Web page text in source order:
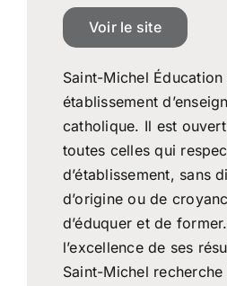
Voir le site
Saint-Michel Éducation
établissement
catholique. Il est
toutes celles qui
d’établissement, sans
d’origine ou de
d’éduquer et de
l’excellence de ses
Saint-Michel